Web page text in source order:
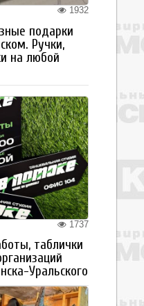
1932
подарки
Ручки,
на любой
1737
таблички
Уральского